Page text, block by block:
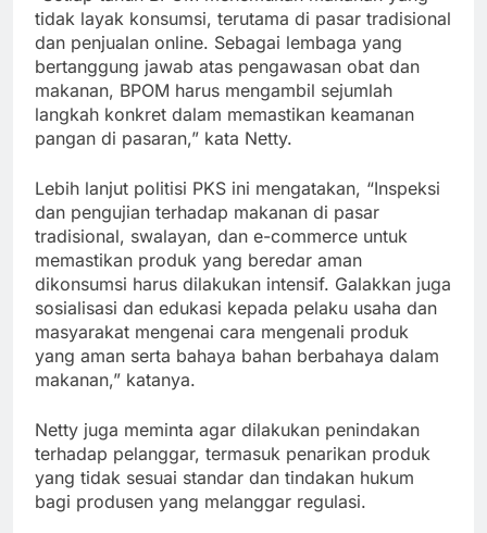
tidak layak konsumsi, terutama di pasar tradisional
dan penjualan online. Sebagai lembaga yang
bertanggung jawab atas pengawasan obat dan
makanan, BPOM harus mengambil sejumlah
langkah konkret dalam memastikan keamanan
pangan di pasaran,” kata Netty.
Lebih lanjut politisi PKS ini mengatakan, “Inspeksi
dan pengujian terhadap makanan di pasar
tradisional, swalayan, dan e-commerce untuk
memastikan produk yang beredar aman
dikonsumsi harus dilakukan intensif. Galakkan juga
sosialisasi dan edukasi kepada pelaku usaha dan
masyarakat mengenai cara mengenali produk
yang aman serta bahaya bahan berbahaya dalam
makanan,” katanya.
Netty juga meminta agar dilakukan penindakan
terhadap pelanggar, termasuk penarikan produk
yang tidak sesuai standar dan tindakan hukum
bagi produsen yang melanggar regulasi.